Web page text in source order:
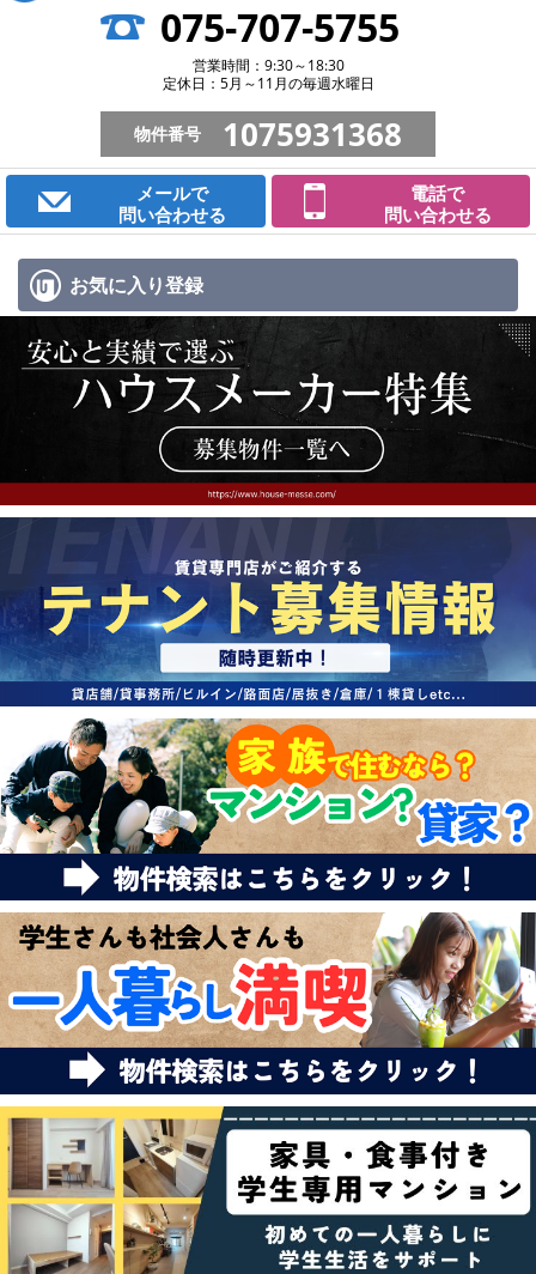
075-707-5755
営業時間：9:30～18:30
定休日：5月～11月の毎週水曜日
物件番号 1075931368
メールで
問い合わせる
電話で
問い合わせる
お気に入り登録